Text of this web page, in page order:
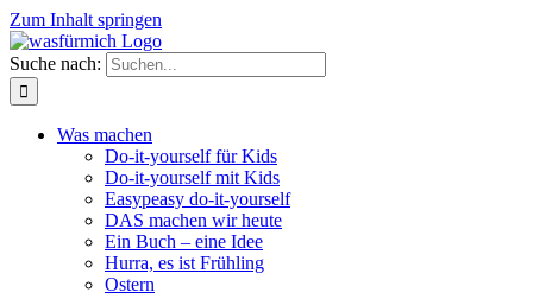
Zum Inhalt springen
Suche nach:
Was machen
Do-it-yourself für Kids
Do-it-yourself mit Kids
Easypeasy do-it-yourself
DAS machen wir heute
Ein Buch – eine Idee
Hurra, es ist Frühling
Ostern